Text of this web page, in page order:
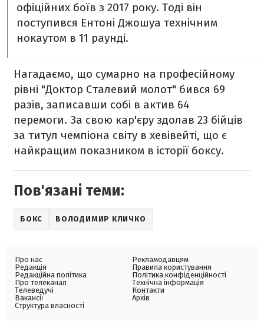
офіційних боїв з 2017 року. Тоді він
поступився Ентоні Джошуа технічним
нокаутом в 11 раунді.
Нагадаємо, що сумарно на професійному
рівні "Доктор Сталевий молот" бився 69
разів, записавши собі в актив 64
перемоги. За свою кар'єру здолав 23 бійців
за титул чемпіона світу в хевівейті, що є
найкращим показником в історії боксу.
Пов'язані теми:
БОКС ВОЛОДИМИР КЛИЧКО
Про нас
Редакція
Редакційна політика
Про телеканал
Телеведучі
Вакансії
Структура власності
Рекламодавцям
Правила користування
Політика конфіденційності
Технічна інформація
Контакти
Архів